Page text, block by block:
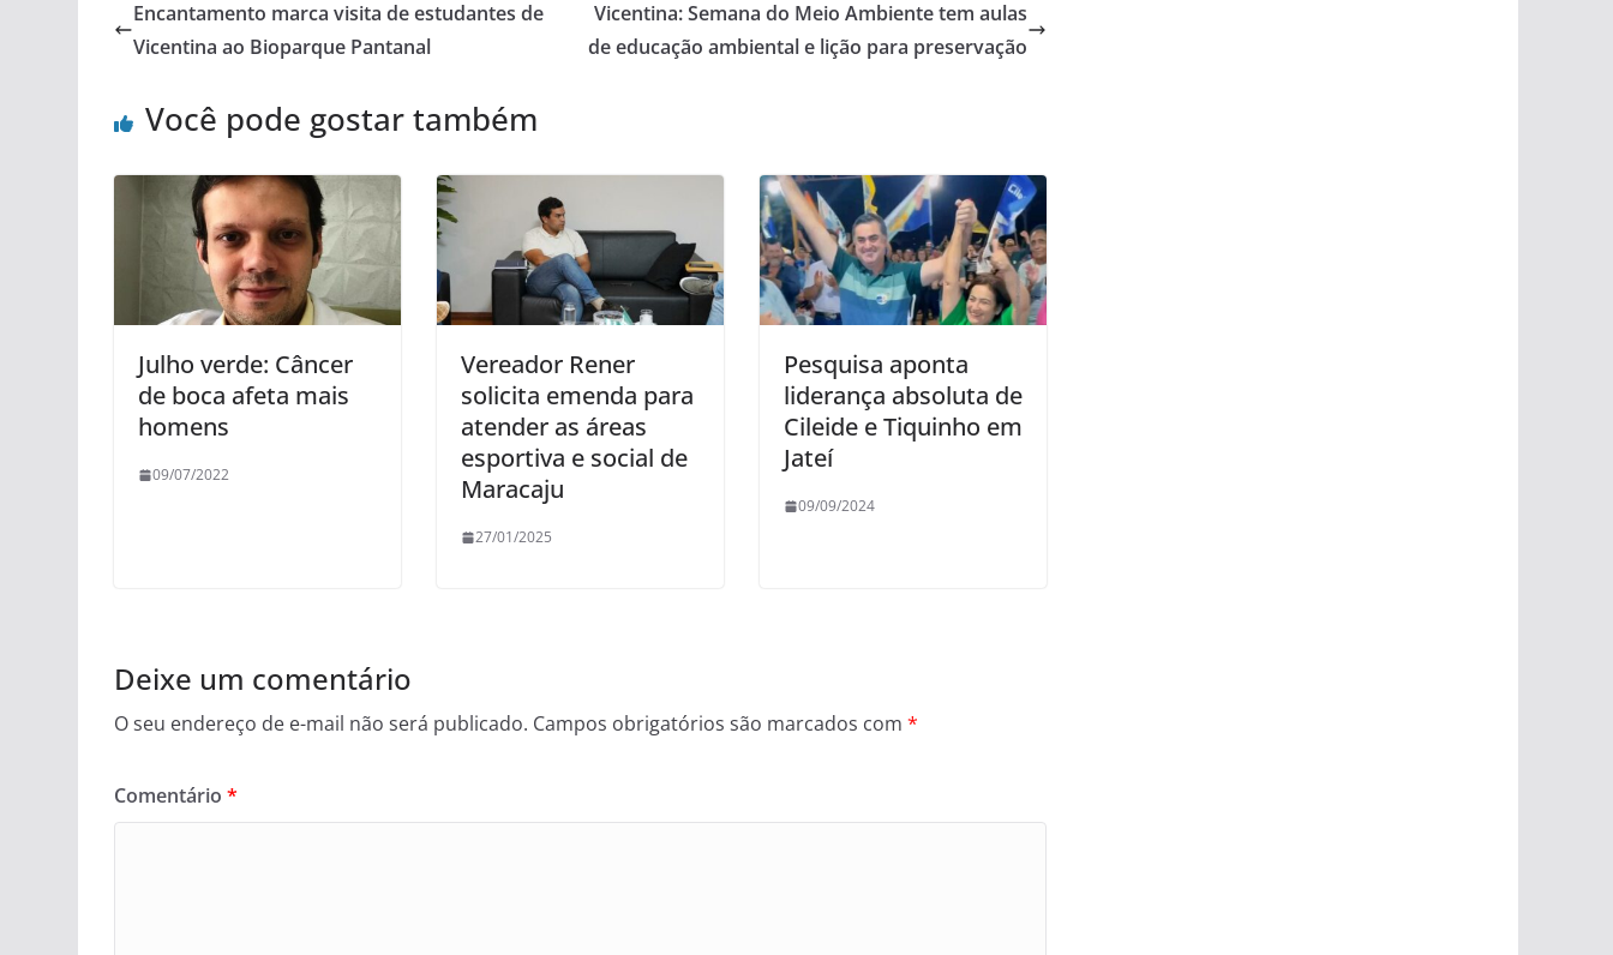
Encantamento marca visita de estudantes de
Vicentina ao Bioparque Pantanal
Vicentina: Semana do Meio Ambiente tem aulas
de educação ambiental e lição para preservação
Você pode gostar também
Julho verde: Câncer
de boca afeta mais
homens
09/07/2022
Vereador Rener
solicita emenda para
atender as áreas
esportiva e social de
Maracaju
27/01/2025
Pesquisa aponta
liderança absoluta de
Cileide e Tiquinho em
Jateí
09/09/2024
Deixe um comentário
O seu endereço de e-mail não será publicado. Campos obrigatórios são marcados com *
Comentário *